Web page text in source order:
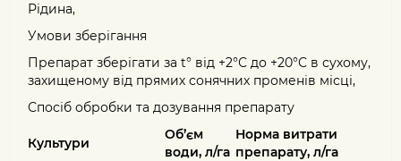
Рідина,
Умови зберігання
Препарат зберігати за t° від +2°С до +20°С в сухому,
захищеному від прямих сонячних променів місці,
Спосіб обробки та дозування препарату
Культури
Об’єм
води, л/га
Норма витрати
препарату, л/га